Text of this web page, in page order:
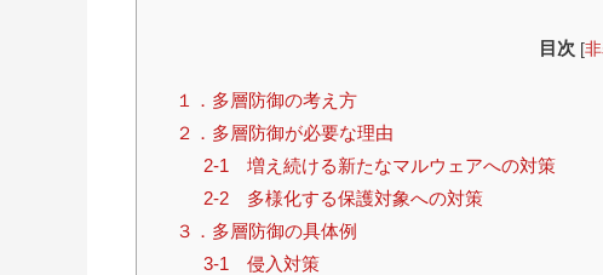
目次 [
１．多層防御の考え方
２．多層防御が必要な理由
2-1 増え続ける新たなマルウェアへの対策
2-2 多様化する保護対象への対策
３．多層防御の具体例
3-1 侵入対策